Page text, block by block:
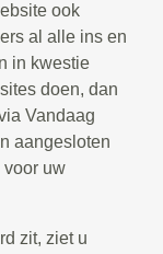
ook
al alle ins en
in kwestie
doen, dan
Vandaag
aangesloten
voor uw
zit, ziet u